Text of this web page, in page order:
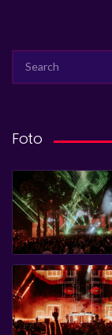
FOR:
Foto